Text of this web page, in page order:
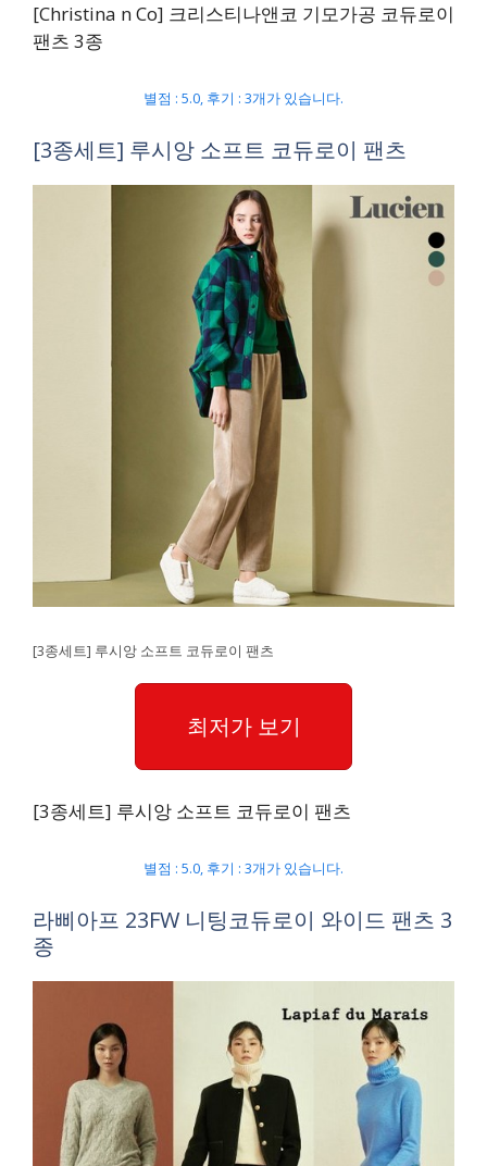
[Christina n Co] 크리스티나앤코 기모가공 코듀로이
팬츠 3종
별점 : 5.0, 후기 : 3개가 있습니다.
[3종세트] 루시앙 소프트 코듀로이 팬츠
[3종세트] 루시앙 소프트 코듀로이 팬츠
최저가 보기
[3종세트] 루시앙 소프트 코듀로이 팬츠
별점 : 5.0, 후기 : 3개가 있습니다.
라삐아프 23FW 니팅코듀로이 와이드 팬츠 3
종